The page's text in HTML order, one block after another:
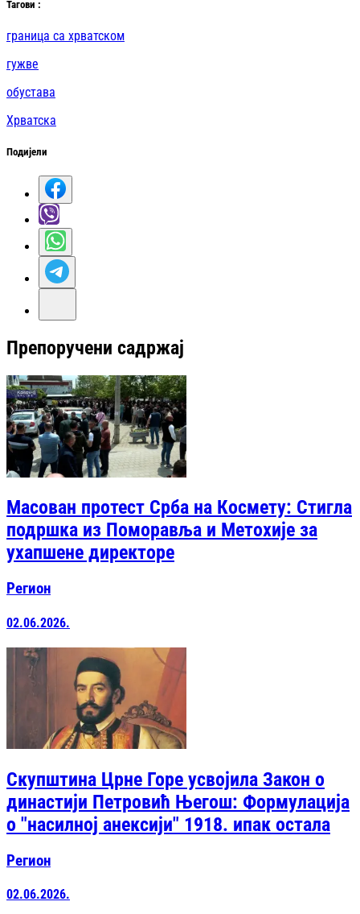
Тагови :
граница са хрватском
гужве
обустава
Хрватска
Подијели
Препоручени садржај
Масован протест Срба на Космету: Стигла
подршка из Поморавља и Метохије за
ухапшене директоре
Регион
02.06.2026.
Скупштина Црне Горе усвојила Закон о
династији Петровић Његош: Формулација
о "насилној анексији" 1918. ипак остала
Регион
02.06.2026.